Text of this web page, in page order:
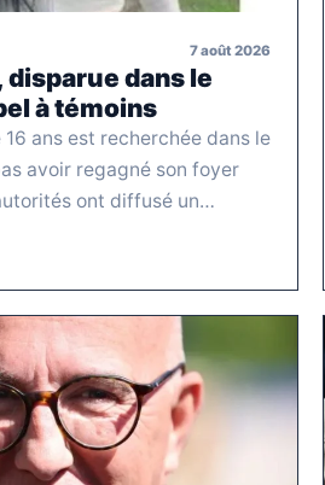
7 août 2026
disparue dans le
à témoins
ans est recherchée dans le
avoir regagné son foyer
ont diffusé un…